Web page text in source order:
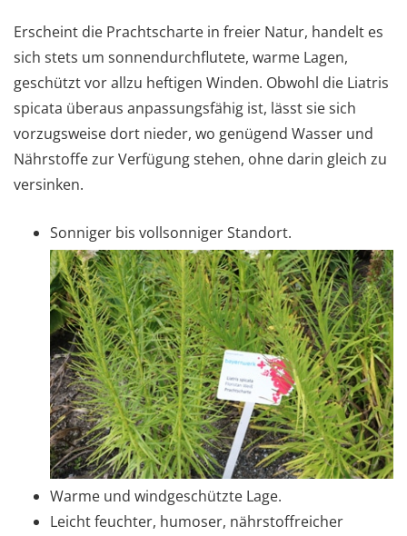
Erscheint die Prachtscharte in freier Natur, handelt es
sich stets um sonnendurchflutete, warme Lagen,
geschützt vor allzu heftigen Winden. Obwohl die Liatris
spicata überaus anpassungsfähig ist, lässt sie sich
vorzugsweise dort nieder, wo genügend Wasser und
Nährstoffe zur Verfügung stehen, ohne darin gleich zu
versinken.
Sonniger bis vollsonniger Standort.
Warme und windgeschützte Lage.
Leicht feuchter, humoser, nährstoffreicher